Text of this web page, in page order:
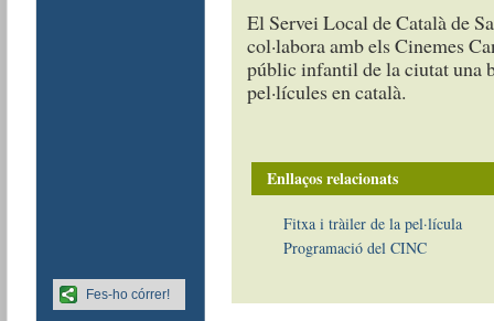
El Servei Local de Català de
col·labora amb els Cinemes
públic infantil de la ciutat una
pel·lícules en català.
Enllaços relacionats
Fitxa i tràiler de la pel·lícula
Programació del CINC
Fes-ho córrer!